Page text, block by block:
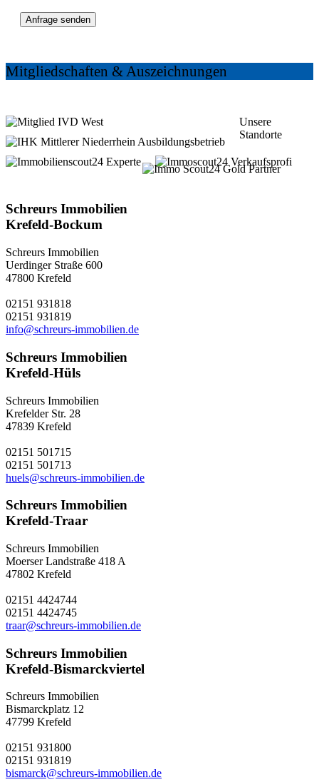
Anfrage senden
Mitgliedschaften & Auszeichnungen
Unsere
Standorte
Schreurs Immobilien
Krefeld-Bockum
Schreurs Immobilien
Uerdinger Straße 600
47800 Krefeld
02151 931818
02151 931819
info@schreurs-immobilien.de
Schreurs Immobilien
Krefeld-Hüls
Schreurs Immobilien
Krefelder Str. 28
47839 Krefeld
02151 501715
02151 501713
huels@schreurs-immobilien.de
Schreurs Immobilien
Krefeld-Traar
Schreurs Immobilien
Moerser Landstraße 418 A
47802 Krefeld
02151 4424744
02151 4424745
traar@schreurs-immobilien.de
Schreurs Immobilien
Krefeld-Bismarckviertel
Schreurs Immobilien
Bismarckplatz 12
47799 Krefeld
02151 931800
02151 931819
bismarck@schreurs-immobilien.de